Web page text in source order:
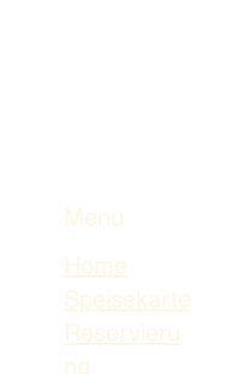
Menu
Home
Speisekarte
Reservieru
ng